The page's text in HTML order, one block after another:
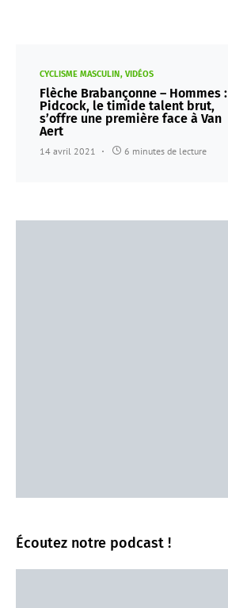
CYCLISME MASCULIN VIDÉOS
Flèche Brabançonne – Hommes :
Pidcock, le timide talent brut,
s’offre une première face à Van
Aert
14 avril 2021 6 minutes de lecture
Écoutez notre podcast !